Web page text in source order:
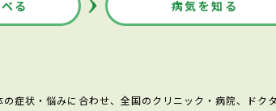
る 病気を知る
症状・悩みに合わせ、全国のクリニック・病院、ドク